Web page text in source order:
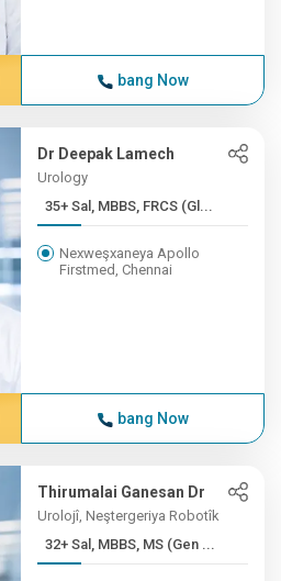
bang Now
Dr Deepak Lamech
Urology
35+ Sal, MBBS, FRCS (Gl...
Nexweşxaneya Apollo
Firstmed, Chennai
bang Now
Thirumalai Ganesan Dr
Urolojî, Neştergeriya Robotîk
32+ Sal, MBBS, MS (Gen ...